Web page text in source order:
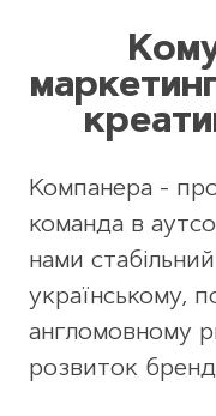
Компанера -
команда в
нами
українському,
англомовному
розвиток